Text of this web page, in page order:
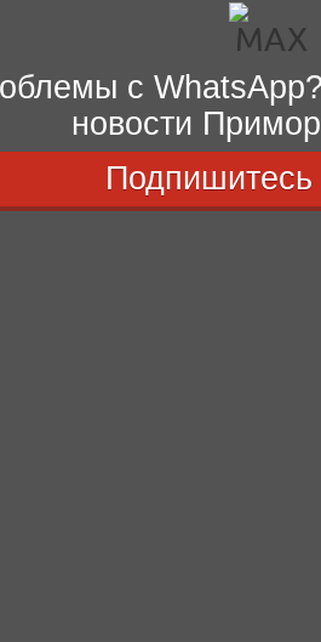
с
новости
Подпишитесь